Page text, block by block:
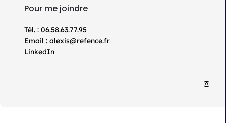
Pour me joindre
Tél. : 06.58.63.77.95
Email : alexis@refence.fr
LinkedIn